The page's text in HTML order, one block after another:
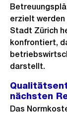
erzielt werden
Stadt Zürich
konfrontiert,
darstellt.
nächsten
Das